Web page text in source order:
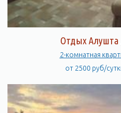
Отдых Алушта
2-комнатная
от 2500 руб/